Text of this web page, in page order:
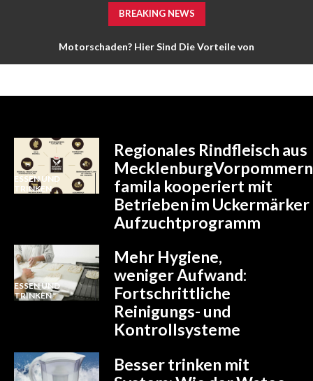
BREAKING NEWS
Motorschaden? Hier Sind Die Vorteile von
ESSEN UND
TRINKEN
Regionales Rindfleisch aus
famila kooperiert mit
Betrieben im Uckermärker
Aufzuchtprogramm
ESSEN UND
TRINKEN
Mehr Hygiene,
weniger Aufwand:
Fortschrittliche
Reinigungs- und
Kontrollsysteme
Besser trinken mit